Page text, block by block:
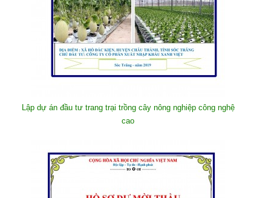
Lập dự án đầu tư trang trại trồng cây nông nghiệp công nghệ
cao